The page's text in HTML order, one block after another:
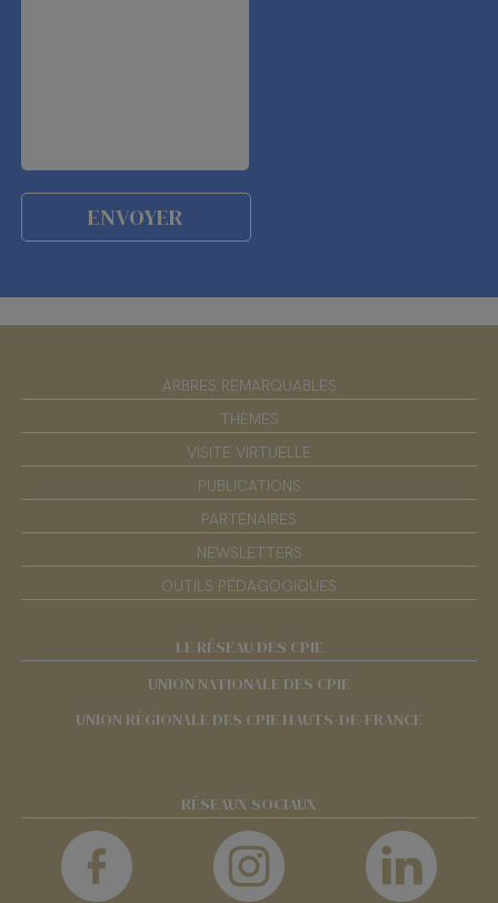
ARBRES REMARQUABLES
THÈMES
VISITE VIRTUELLE
PUBLICATIONS
PARTENAIRES
NEWSLETTERS
OUTILS PÉDAGOGIQUES
LE RÉSEAU DES CPIE
UNION NATIONALE DES CPIE
UNION RÉGIONALE DES CPIE HAUTS-DE-FRANCE
RÉSEAUX SOCIAUX